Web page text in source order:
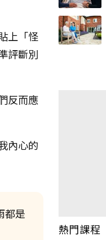
上「怪
評斷別
反而應
內心的
都是
熱門課程